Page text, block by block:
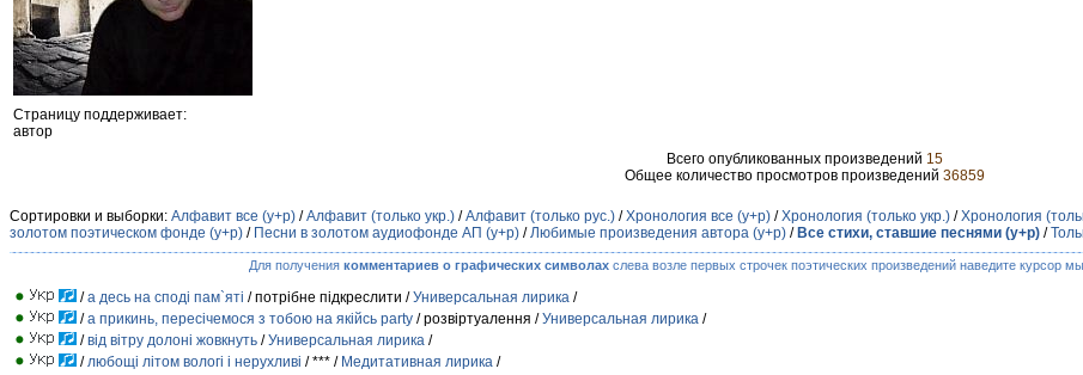
Страницу поддерживает:
автор
Всего опубликованных произведений 15
Общее количество просмотров произведений 36859
Сортировки и выборки: Алфавит все (у+р) /Алфавит (только укр.) /Алфавит (только рус.) /Хронология все (у+р) /Хронология (только укр.) /Хронология
золотом поэтическом фонде (у+р) / Песни в золотом аудиофонде АП (у+р) /Любимые произведения автора (у+р) / Все стихи, ставшие песнями (у+р) /
Для получения комментариев о графических символахслева возле первых строчек поэтических произведений наведите курсор
/а десь на споді пам`яті / потрібне підкреслити /Универсальная лирика /
/а прикинь, пересічемося з тобою на якійсь party / розвіртуалення /Универсальная лирика /
/від вітру долоні жовкнуть /Универсальная лирика /
/ любощі літом вологі і нерухливі / *** / Медитативная лирика /